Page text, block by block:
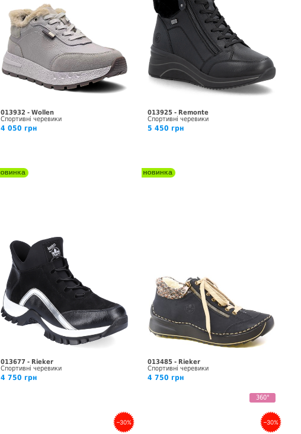
013932 - Wollen
Спортивні черевики
4 050 грн
013925 - Remonte
Спортивні черевики
5 450 грн
013677 - Rieker
Спортивні черевики
4 750 грн
013485 - Rieker
Спортивні черевики
4 750 грн
360°
–30% –30%